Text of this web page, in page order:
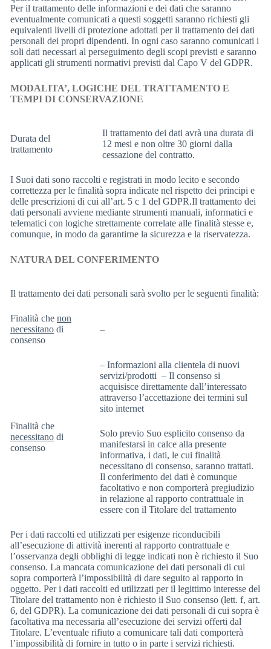
Per il trattamento delle informazioni e dei dati che saranno
eventualmente comunicati a questi soggetti saranno richiesti gli
equivalenti livelli di protezione adottati per il trattamento dei dati
personali dei propri dipendenti. In ogni caso saranno comunicati i
soli dati necessari al perseguimento degli scopi previsti e saranno
applicati gli strumenti normativi previsti dal Capo V del GDPR.
MODALITA’, LOGICHE DEL TRATTAMENTO E
TEMPI DI CONSERVAZIONE
Durata del
trattamento
Il trattamento dei dati avrà una durata di
12 mesi e non oltre 30 giorni dalla
cessazione del contratto.
I Suoi dati sono raccolti e registrati in modo lecito e secondo
correttezza per le finalità sopra indicate nel rispetto dei principi e
delle prescrizioni di cui all’art. 5 c 1 del GDPR.Il trattamento dei
dati personali avviene mediante strumenti manuali, informatici e
telematici con logiche strettamente correlate alle finalità stesse e,
comunque, in modo da garantirne la sicurezza e la riservatezza.
NATURA DEL CONFERIMENTO
Il trattamento dei dati personali sarà svolto per le seguenti finalità:
Finalità che non
necessitano di
consenso
–
Finalità che
necessitano di
consenso
– Informazioni alla clientela di nuovi
servizi/prodotti – Il consenso si
acquisisce direttamente dall’interessato
attraverso l’accettazione dei termini sul
sito internet
Solo previo Suo esplicito consenso da
manifestarsi in calce alla presente
informativa, i dati, le cui finalità
necessitano di consenso, saranno trattati.
Il conferimento dei dati è comunque
facoltativo e non comporterà pregiudizio
in relazione al rapporto contrattuale in
essere con il Titolare del trattamento
Per i dati raccolti ed utilizzati per esigenze riconducibili
all’esecuzione di attività inerenti al rapporto contrattuale e
l’osservanza degli obblighi di legge indicati non è richiesto il Suo
consenso. La mancata comunicazione dei dati personali di cui
sopra comporterà l’impossibilità di dare seguito al rapporto in
oggetto. Per i dati raccolti ed utilizzati per il legittimo interesse del
Titolare del trattamento non è richiesto il Suo consenso (lett. f, art.
6, del GDPR). La comunicazione dei dati personali di cui sopra è
facoltativa ma necessaria all’esecuzione dei servizi offerti dal
Titolare. L’eventuale rifiuto a comunicare tali dati comporterà
l’impossibilità di fornire in tutto o in parte i servizi richiesti.